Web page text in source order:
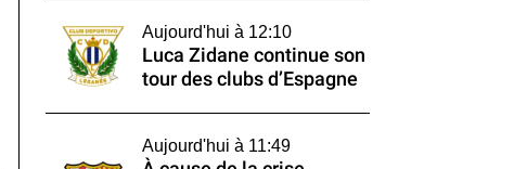
Aujourd'hui à 12:10
Luca Zidane continue son
tour des clubs d’Espagne
Aujourd'hui à 11:49